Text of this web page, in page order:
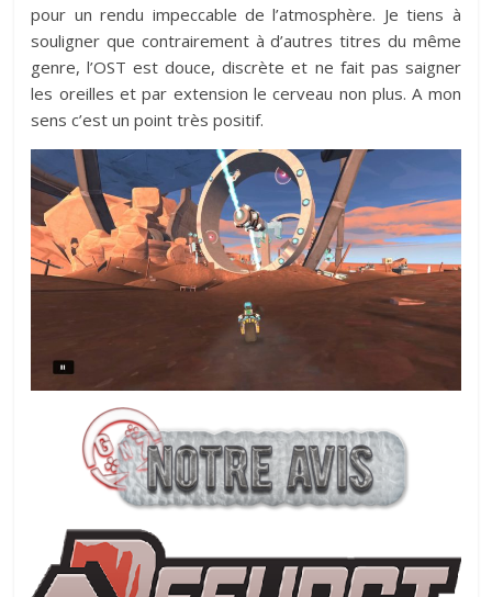
pour un rendu impeccable de l’atmosphère. Je tiens à
souligner que contrairement à d’autres titres du même
genre, l’OST est douce, discrète et ne fait pas saigner
les oreilles et par extension le cerveau non plus. A mon
sens c’est un point très positif.